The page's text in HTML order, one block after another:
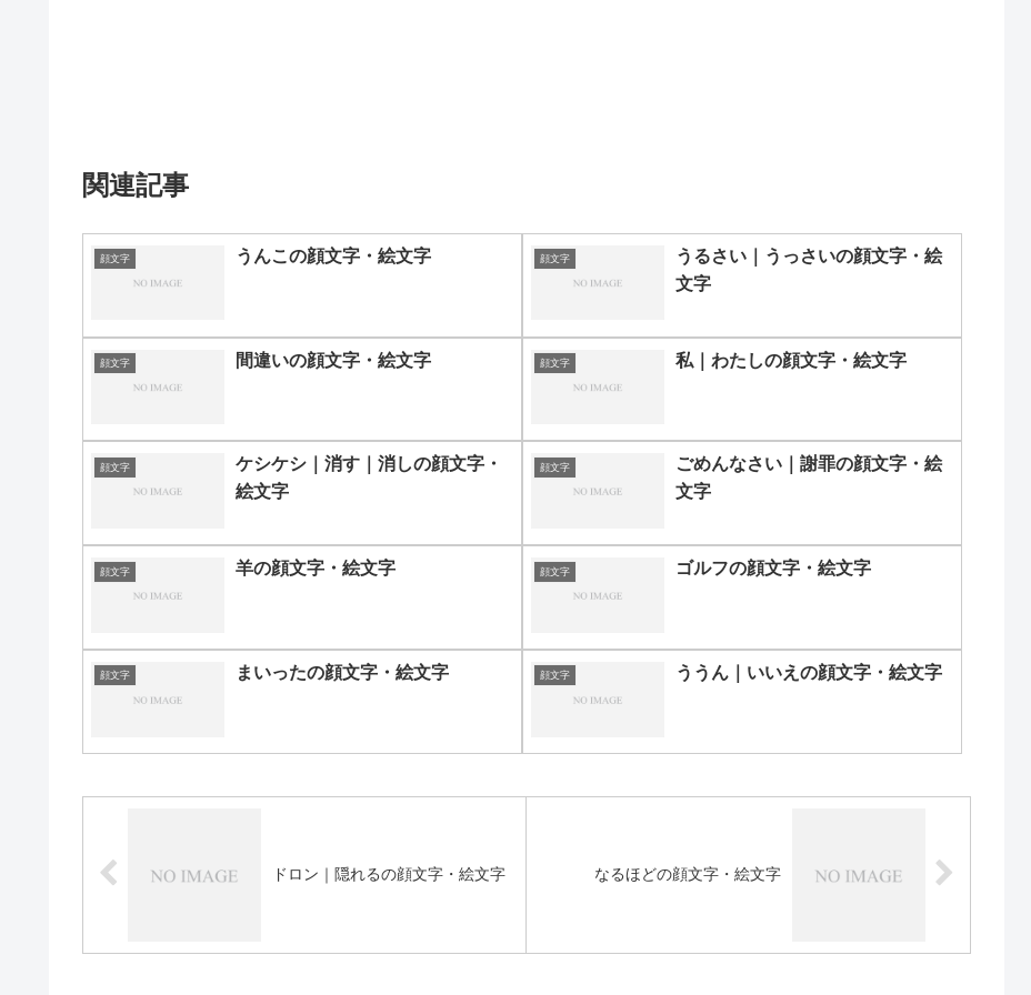
関連記事
顔文字 うんこの顔文字・絵文字 顔文字
うるさい｜うっさいの顔文字・絵
文字
顔文字 間違いの顔文字・絵文字 顔文字 私｜わたしの顔文字・絵文字
顔文字
ケシケシ｜消す｜消しの顔文字・
絵文字
顔文字
ごめんなさい｜謝罪の顔文字・絵
文字
顔文字 羊の顔文字・絵文字 顔文字 ゴルフの顔文字・絵文字
顔文字 まいったの顔文字・絵文字 顔文字 ううん｜いいえの顔文字・絵文字
ドロン｜隠れるの顔文字・絵文字 なるほどの顔文字・絵文字